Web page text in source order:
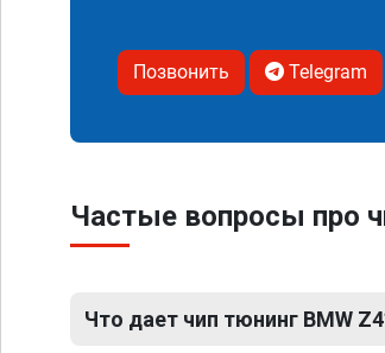
Позвонить Telegram
Частые вопросы про
Что дает чип тюнинг BMW